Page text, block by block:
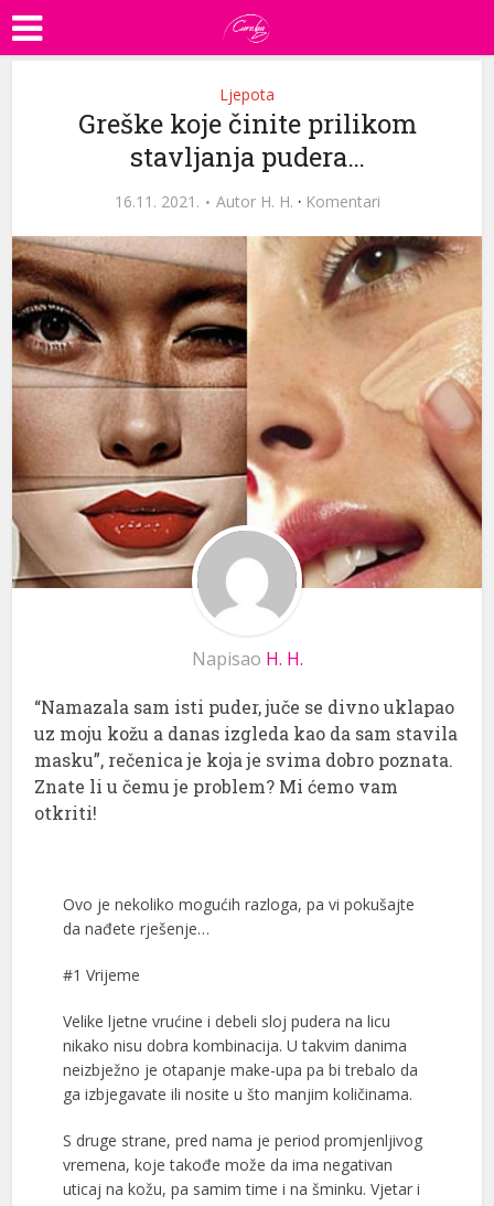
Ljepota
Greške koje činite prilikom
stavljanja pudera…
16.11. 2021. Autor H. H. · Komentari
Napisao H. H.
“Namazala sam isti puder, juče se divno uklapao
uz moju kožu a danas izgleda kao da sam stavila
masku”, rečenica je koja je svima dobro poznata.
Znate li u čemu je problem? Mi ćemo vam
otkriti!
Ovo je nekoliko mogućih razloga, pa vi pokušajte
da nađete rješenje…
#1 Vrijeme
Velike ljetne vrućine i debeli sloj pudera na licu
nikako nisu dobra kombinacija. U takvim danima
neizbježno je otapanje make-upa pa bi trebalo da
ga izbjegavate ili nosite u što manjim količinama.
S druge strane, pred nama je period promjenljivog
vremena, koje takođe može da ima negativan
uticaj na kožu, pa samim time i na šminku. Vjetar i